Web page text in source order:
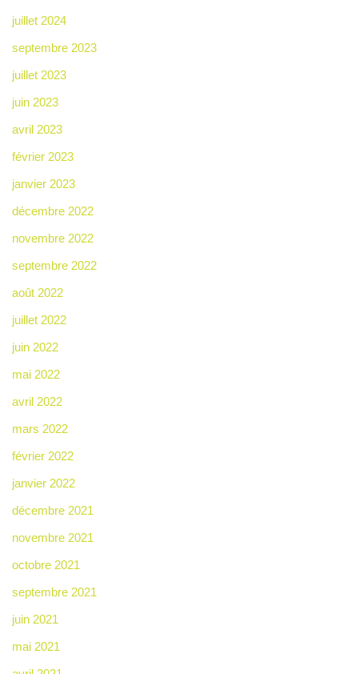
juillet 2024
septembre 2023
juillet 2023
juin 2023
avril 2023
février 2023
janvier 2023
décembre 2022
novembre 2022
septembre 2022
août 2022
juillet 2022
juin 2022
mai 2022
avril 2022
mars 2022
février 2022
janvier 2022
décembre 2021
novembre 2021
octobre 2021
septembre 2021
juin 2021
mai 2021